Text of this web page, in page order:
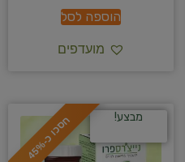
הוספה לסל
מועדפים
ח
ס
כ
ו
כ
-
4
5
% מבצע!